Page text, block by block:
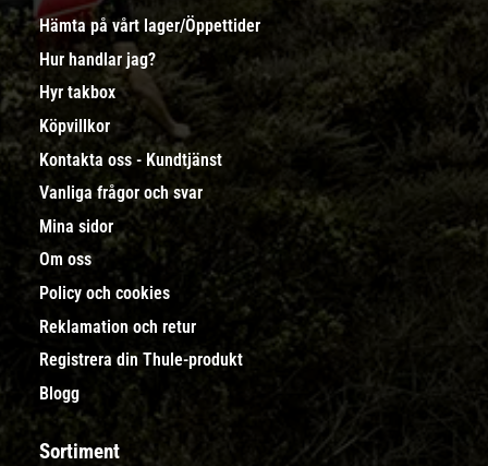
Hämta på vårt lager/Öppettider
Hur handlar jag?
Hyr takbox
Köpvillkor
Kontakta oss - Kundtjänst
Vanliga frågor och svar
Mina sidor
Om oss
Policy och cookies
Reklamation och retur
Registrera din Thule-produkt
Blogg
Sortiment